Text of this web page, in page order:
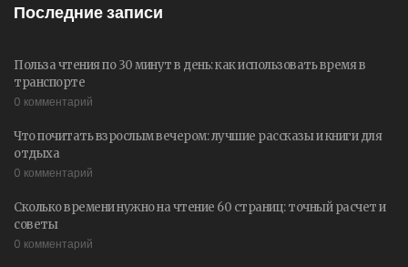
Последние записи
Польза чтения по 30 минут в день: как использовать время в
транспорте
0 комментарий
Что почитать взрослым вечером: лучшие рассказы и книги для
отдыха
0 комментарий
Сколько времени нужно на чтение 60 страниц: точный расчет и
советы
0 комментарий